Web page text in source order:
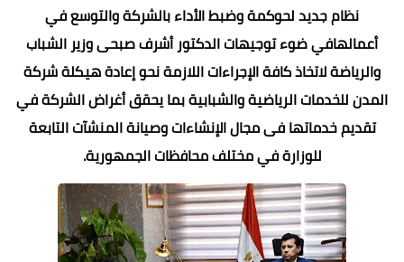
نظام جديد لحوكمة وضبط الأداء بالشركة والتوسع في
أعمالهافي ضوء توجيهات الدكتور أشرف صبحى وزير الشباب
والرياضة لاتخاذ كافة الإجراءات اللازمة نحو إعادة هيكلة شركة
المدن للخدمات الرياضية والشبابية بما يحقق أغراض الشركة في
تقديم خدماتها فى مجال الإنشاءات وصيانة المنشآت التابعة
للوزارة في مختلف محافظات الجمهورية.